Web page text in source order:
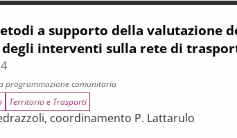
a supporto della valutazione
interventi sulla rete di
programmazione comunitaria
Territorio e Trasporti
coordinamento P. Lattarulo